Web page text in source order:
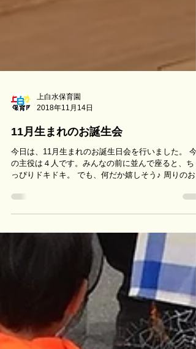
上白水保育園
2018年11月14日
11月生まれのお誕生会
今日は、11月生まれのお誕生日会を行いました。 今
っぴりドキドキ。 でも、何だか嬉しそう♪ 周りのお
だちも大集合。「今日のお誕生日会、楽しみだな♪」
心を込めて「ハッピーバースデー♪」のお歌を歌いま